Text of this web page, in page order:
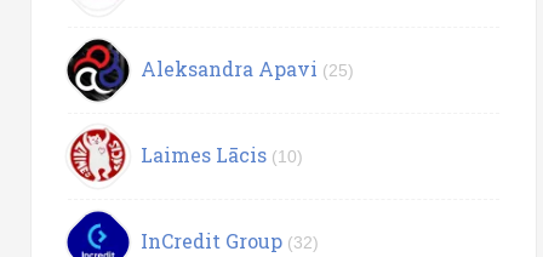
Aleksandra Apavi (25)
Laimes Lācis (10)
InCredit Group (32)